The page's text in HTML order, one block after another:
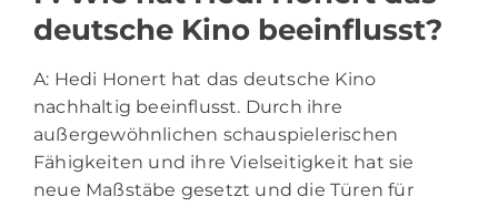
deutsche Kino beeinflusst?
A: Hedi Honert hat das deutsche Kino
nachhaltig beeinflusst. Durch ihre
außergewöhnlichen schauspielerischen
Fähigkeiten und ihre Vielseitigkeit hat sie
neue Maßstäbe gesetzt und die Türen für